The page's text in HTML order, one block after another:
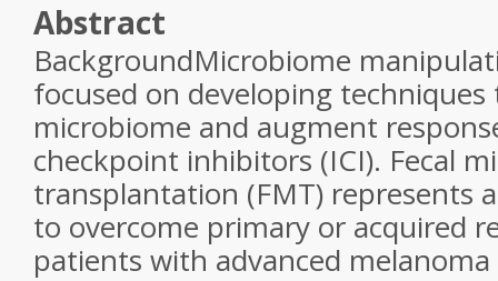
Abstract
BackgroundMicrobiome
focused on developing
microbiome and augment
checkpoint inhibitors (ICI). Fecal
transplantation (FMT) represents
to overcome primary or acquired
patients with advanced